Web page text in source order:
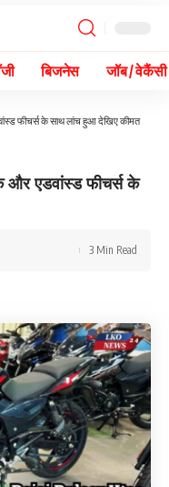
बिजनेस जॉब / वेकैंसी
फीचर्स के साथ लांच हुआ देखिए कीमत
एडवांस्ड फीचर्स के
3 Min Read